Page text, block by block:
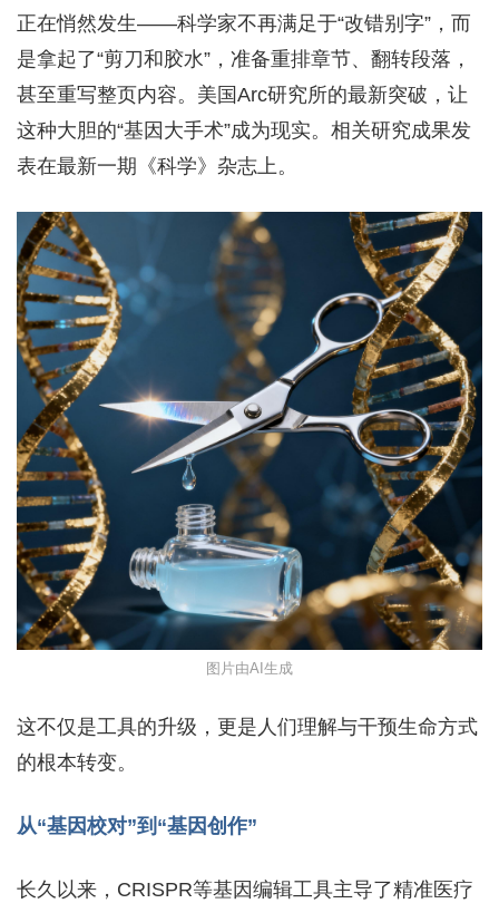
正在悄然发生——科学家不再满足于“改错别字”，而
是拿起了“剪刀和胶水”，准备重排章节、翻转段落，
甚至重写整页内容。美国Arc研究所的最新突破，让
这种大胆的“基因大手术”成为现实。相关研究成果发
表在最新一期《科学》杂志上。
图片由AI生成
这不仅是工具的升级，更是人们理解与干预生命方式
的根本转变。
从“基因校对”到“基因创作”
长久以来，CRISPR等基因编辑工具主导了精准医疗